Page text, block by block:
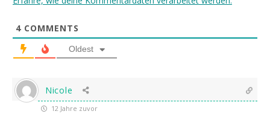
4 COMMENTS
Oldest
Nicole
12 Jahre zuvor